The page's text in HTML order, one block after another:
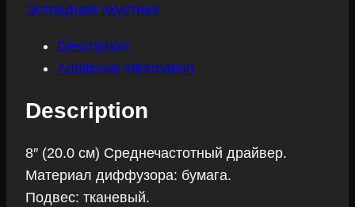
Эстрадная акустика
Description
Additional information
Description
8″ (20.0 см) Среднечастотный драйвер.
Материал диффузора: бумага.
Подвес: тканевый.